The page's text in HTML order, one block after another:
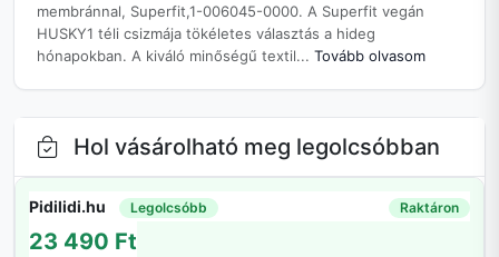
membránnal, Superfit,1-006045-0000. A Superfit vegán
HUSKY1 téli csizmája tökéletes választás a hideg
hónapokban. A kiváló minőségű textil... Tovább olvasom
Hol vásárolható meg legolcsóbban
Pidilidi.hu Legolcsóbb Raktáron
23 490 Ft